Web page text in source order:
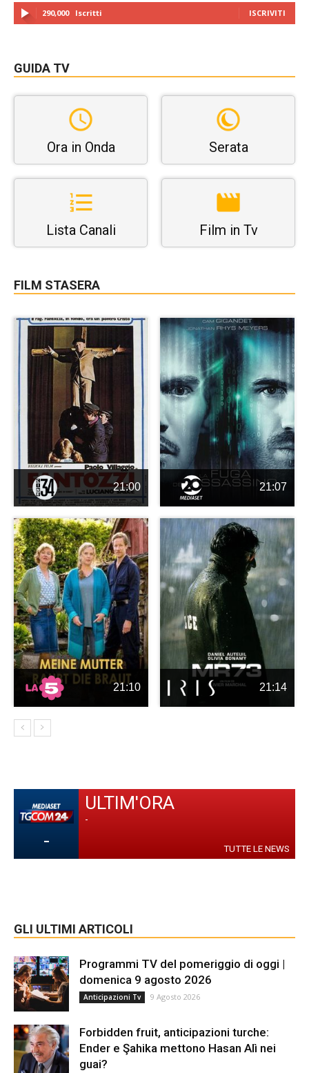
290,000 Iscritti ISCRIVITI
GUIDA TV
Ora in Onda Serata
Lista Canali Film in Tv
FILM STASERA
21:00 21:07
21:10 21:14
-
ULTIM'ORA
-
TUTTE LE NEWS
GLI ULTIMI ARTICOLI
Programmi TV del pomeriggio di oggi |
domenica 9 agosto 2026
Anticipazioni Tv 9 Agosto 2026
Forbidden fruit, anticipazioni turche:
Ender e Şahika mettono Hasan Alì nei
guai?